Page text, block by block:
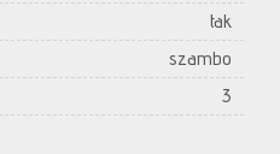
tak
szambo
3